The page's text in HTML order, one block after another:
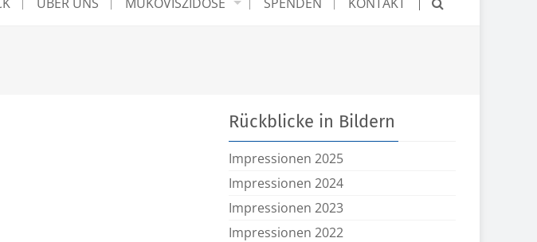
Rückblicke in Bildern
Impressionen 2025
Impressionen 2024
Impressionen 2023
Impressionen 2022